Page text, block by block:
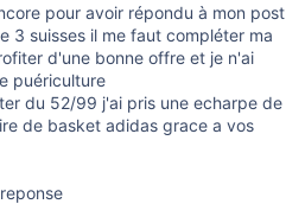
pour avoir répondu à mon post
3 suisses il me faut compléter ma
d'une bonne offre et je n'ai
puériculture
du 52/99 j'ai pris une echarpe de
de basket adidas grace a vos